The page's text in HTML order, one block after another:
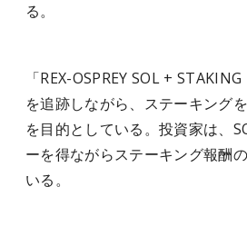
る。
「REX-OSPREY SOL +
を追跡しながら、ステーキング
を目的としている。投資家は、
ーを得ながらステーキング報酬
いる。